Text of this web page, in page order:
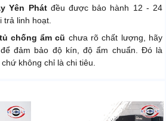
Yên Phátđều được bảo hành 12 - 24
trả linh hoạt.
tủ chống ẩm cũ chưa rõ chất lượng, hãy
đảm bảo độ kín, độ ẩm chuẩn. Đó là
không chỉ là chi tiêu.